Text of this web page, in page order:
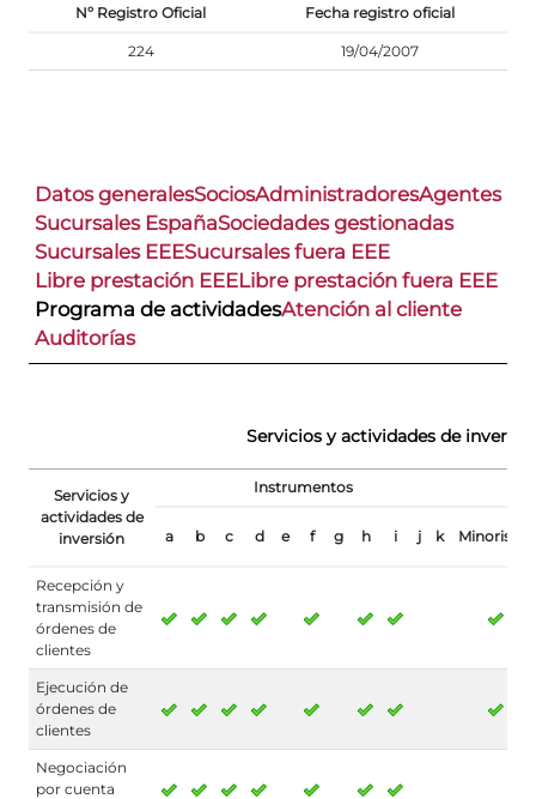
Nº Registro Oficial Fecha registro oficial
224 19/04/2007
Datos generalesSociosAdministradoresAgentes
Sucursales EspañaSociedades gestionadas
Sucursales EEESucursales fuera EEE
Libre prestación EEELibre prestación fuera EEE
Programa de actividadesAtención al cliente
Auditorías
Servicios y actividades de
Servicios y
actividades de
inversión
Instrumentos
a b c d e f g h i j k Minoristas
Recepción y
transmisión de
órdenes de
clientes
Ejecución de
órdenes de
clientes
Negociación
por cuenta